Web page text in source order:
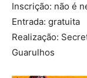
Inscrição: não é
Entrada: gratuita
Realização:
Guarulhos